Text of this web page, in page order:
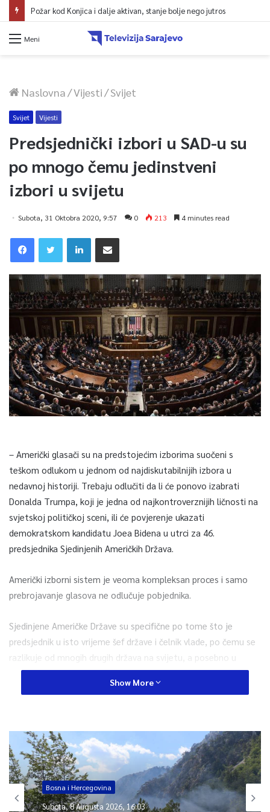
Požar kod Konjica i dalje aktivan, stanje bolje nego jutros
Meni
Naslovna/Vijesti/Svijet
Svijet Vijesti
Predsjednički izbori u SAD-u su
po mnogo čemu jedinstveni
izbori u svijetu
Subota, 31 Oktobra 2020, 9:57 0 213 4 minutes read
– Američki glasači su na predstojećim izborima suočeni s
teškom odlukom u jednom od najdiskutabilnijih izbora u
nedavnoj historiji. Trebaju odlučiti da li će ponovo izabrati
Donalda Trumpa, koji je jedna od najkontroverznijih ličnosti na
svjetskoj političkoj sceni, ili će povjerenje ukazati
demokratskom kandidatu Joea Bidena u utrci za 46.
predsjednika Sjedinjenih Američkih Država.
Američki izborni sistem je veoma kompleksan proces i samo
prebrojavanje glasova ne odlučuje pobjednika.
Sjedinjene Američke Države su specifične po tome što je
predsjednik u isto vrijeme šef države i čelnik vlade, po čemu se
razlikuje od mnogih drugih država na svijetu, a posebno u
Evropi gdje su ove dvije funkcije uobičajeno odvojene. Dakle,
predsjednik SAD-a istovremeno ima i zakonodavnu i izvršnu
Iako su u SAD-u dvije najveće stranke Demokratska i
Republikanska, Ustav predviđa postojanje i drugih stranaka, ali
one uživaju daleko manju popularnost među stanovništvom.
Treća najveća stranka u SAD-u je Libertarijanska stranka, a
imaju i druge manje stranke poput radikalno desničarske
Show More
Bosna i Hercegovina
Subota, 8 Augusta 2026, 16:03